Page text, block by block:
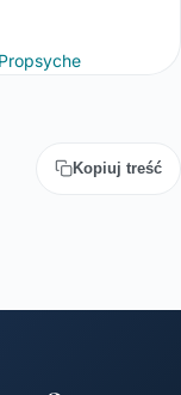
Kopiuj treść